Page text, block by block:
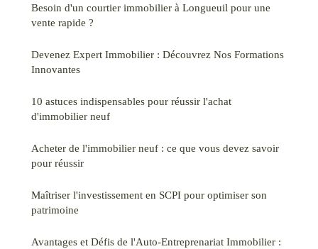
Besoin d'un courtier immobilier à Longueuil pour une
vente rapide ?
Devenez Expert Immobilier : Découvrez Nos Formations
Innovantes
10 astuces indispensables pour réussir l'achat
d'immobilier neuf
Acheter de l'immobilier neuf : ce que vous devez savoir
pour réussir
Maîtriser l'investissement en SCPI pour optimiser son
patrimoine
Avantages et Défis de l'Auto-Entreprenariat Immobilier :